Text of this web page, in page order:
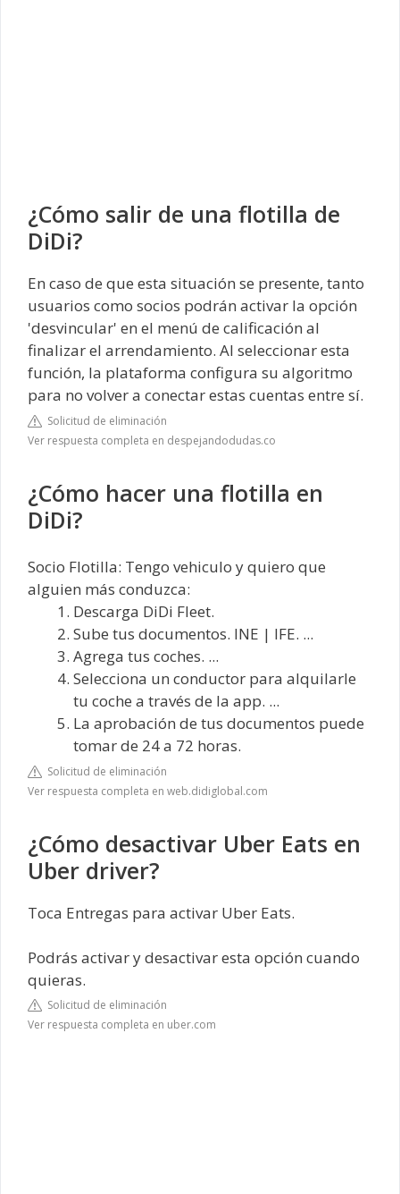
¿Cómo salir de una flotilla de
DiDi?
En caso de que esta situación se presente, tanto
usuarios como socios podrán activar la opción
'desvincular' en el menú de calificación al
finalizar el arrendamiento. Al seleccionar esta
función, la plataforma configura su algoritmo
para no volver a conectar estas cuentas entre sí.
Solicitud de eliminación
Ver respuesta completa en despejandodudas.co
¿Cómo hacer una flotilla en
DiDi?
Socio Flotilla: Tengo vehiculo y quiero que
alguien más conduzca:
Descarga DiDi Fleet.
Sube tus documentos. INE | IFE. ...
Agrega tus coches. ...
Selecciona un conductor para alquilarle
tu coche a través de la app. ...
La aprobación de tus documentos puede
tomar de 24 a 72 horas.
Solicitud de eliminación
Ver respuesta completa en web.didiglobal.com
¿Cómo desactivar Uber Eats en
Uber driver?
Toca Entregas para activar Uber Eats.
Podrás activar y desactivar esta opción cuando
quieras.
Solicitud de eliminación
Ver respuesta completa en uber.com